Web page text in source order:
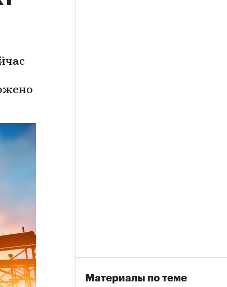
Материалы по теме